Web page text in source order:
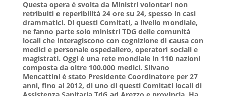
Questa opera è svolta da Ministri volontari non
retribuiti e reperibilità 24 ore su 24, spesso in casi
drammatici. Di questi Comitati, a livello mondiale,
ne fanno parte solo ministri TDG delle comunità
locali che interagiscono con cognizione di causa con
medici e personale ospedaliero, operatori sociali e
magistrati. Oggi è una rete mondiale in 110 nazioni
composta da oltre 100.000 medici. Silvano
Mencattini è stato Presidente Coordinatore per 27
anni, fino al 2012, di uno di questi Comitati locali di